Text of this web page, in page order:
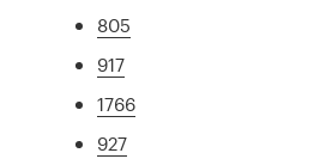
805
917
1766
927